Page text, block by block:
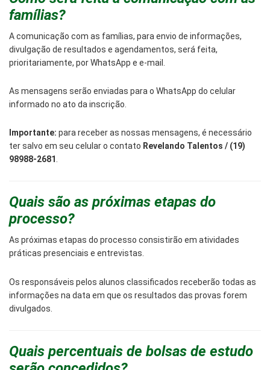
famílias?
A comunicação com as famílias, para envio de informações,
divulgação de resultados e agendamentos, será feita,
prioritariamente, por WhatsApp e e-mail.
As mensagens serão enviadas para o WhatsApp do celular
informado no ato da inscrição.
Importante: para receber as nossas mensagens, é necessário
ter salvo em seu celular o contato Revelando Talentos / (19)
98988-2681 .
Quais são as próximas etapas do
processo?
As próximas etapas do processo consistirão em atividades
práticas presenciais e entrevistas.
Os responsáveis pelos alunos classificados receberão todas as
informações na data em que os resultados das provas forem
divulgados.
Quais percentuais de bolsas de estudo